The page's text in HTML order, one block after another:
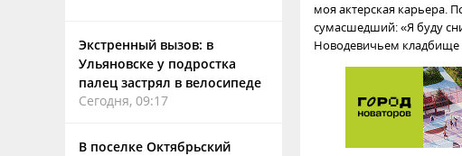
Экстренный вызов: в
Ульяновске у подростка
палец застрял в велосипеде
Сегодня, 09:17
В поселке Октябрьский
моя актерская карьера.
сумасшедший: «Я буду
Новодевичьем кладбище